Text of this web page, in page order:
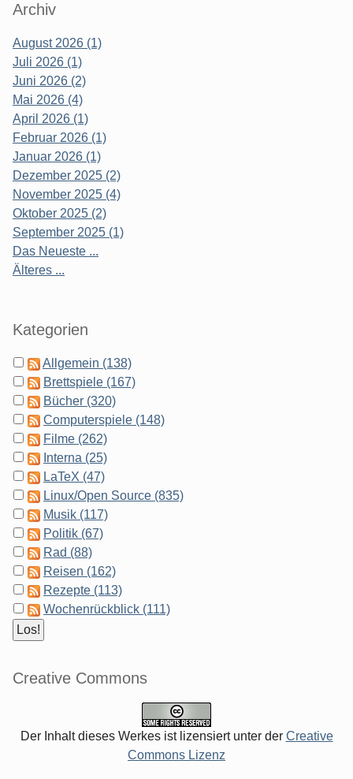
Archiv
August 2026 (1)
Juli 2026 (1)
Juni 2026 (2)
Mai 2026 (4)
April 2026 (1)
Februar 2026 (1)
Januar 2026 (1)
Dezember 2025 (2)
November 2025 (4)
Oktober 2025 (2)
September 2025 (1)
Das Neueste ...
Älteres ...
Kategorien
Allgemein (138)
Brettspiele (167)
Bücher (320)
Computerspiele (148)
Filme (262)
Interna (25)
LaTeX (47)
Linux/Open Source (835)
Musik (117)
Politik (67)
Rad (88)
Reisen (162)
Rezepte (113)
Wochenrückblick (111)
Creative Commons
Der Inhalt dieses Werkes ist lizensiert unter der Creative
Commons Lizenz